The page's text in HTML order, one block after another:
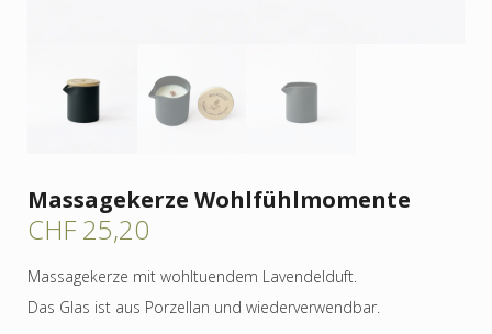
Massagekerze Wohlfühlmomente
CHF25,20
Massagekerze mit wohltuendem Lavendelduft.
Das Glas ist aus Porzellan und wiederverwendbar.